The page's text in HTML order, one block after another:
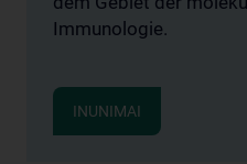
Immunologie.
INUNIMAI